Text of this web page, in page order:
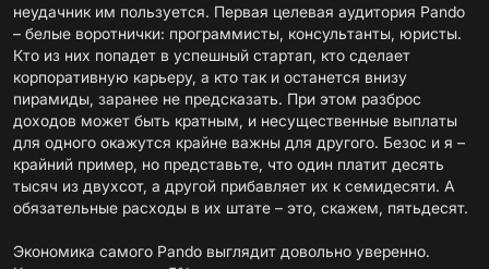
неудачник им пользуется. Первая целевая аудитория Pando
– белые воротнички: программисты, консультанты, юристы.
Кто из них попадет в успешный стартап, кто сделает
корпоративную карьеру, а кто так и останется внизу
пирамиды, заранее не предсказать. При этом разброс
доходов может быть кратным, и несущественные выплаты
для одного окажутся крайне важны для другого. Безос и я –
крайний пример, но представьте, что один платит десять
тысяч из двухсот, а другой прибавляет их к семидесяти. А
обязательные расходы в их штате – это, скажем, пятьдесят.
Экономика самого Pando выглядит довольно уверенно.